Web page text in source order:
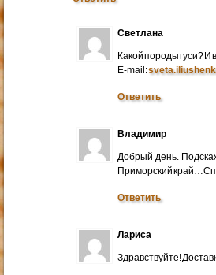
Светлана
Какой породы гуси?
E-mail:
Ответить
Владимир
Добрый день.
Приморский
Ответить
Лариса
Здравствуйте!